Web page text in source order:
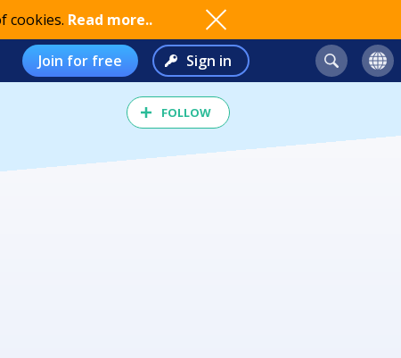
cookies. Read more..
Join for free Sign in
FOLLOW